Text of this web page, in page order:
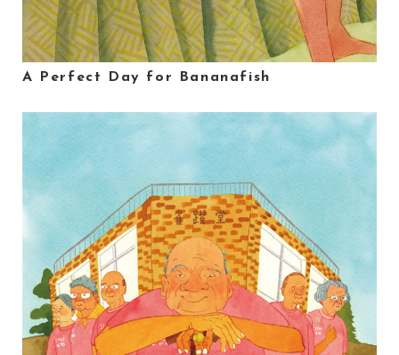
A Perfect Day for Bananafish